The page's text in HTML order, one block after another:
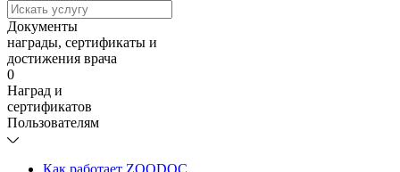
Документы
награды, сертификаты и
достижения врача
0
Наград и
сертификатов
Пользователям
Как работает ZOODOC